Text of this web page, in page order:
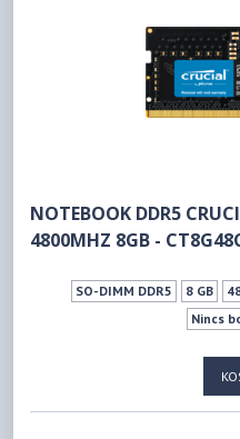
NOTEBOOK DDR5
4800MHZ 8GB -
SO-DIMM DDR5 8 GB
Nincs